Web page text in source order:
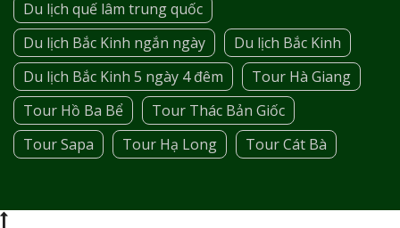
Du lịch quế lâm trung quốc
Du lịch Bắc Kinh ngắn ngày
Du lịch Bắc Kinh
Du lịch Bắc Kinh 5 ngày 4 đêm
Tour Hà Giang
Tour Hồ Ba Bể
Tour Thác Bản Giốc
Tour Sapa
Tour Hạ Long Tour Cát Bà